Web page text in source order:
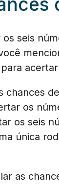
seis
chances
os
os seis
única
as